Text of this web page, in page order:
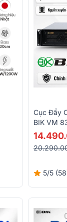
Cục Đẩy
BIK VM
Class H)
5/5